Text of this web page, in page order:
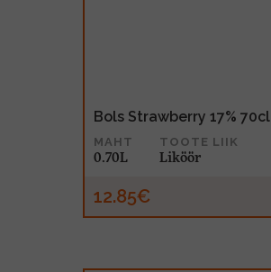
Bols Strawberry 17% 70cl
MAHT
0.70L
TOOTE LIIK
Liköör
12.85€